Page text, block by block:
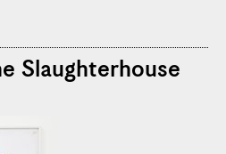
Slaughterhouse